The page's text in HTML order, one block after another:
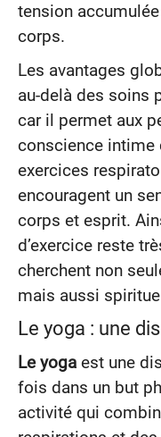
tension
corps.
Les avantages
au-delà des soins
car il permet aux
conscience intime
exercices
encouragent un
corps et esprit.
d’exercice reste
cherchent non
mais aussi
Le yoga : une
Le yoga est une
fois dans un but
activité qui